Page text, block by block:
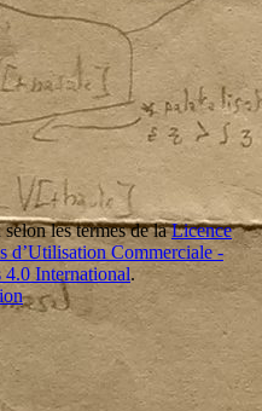
les termes de laLicence
d’Utilisation Commerciale -
4.0 International.